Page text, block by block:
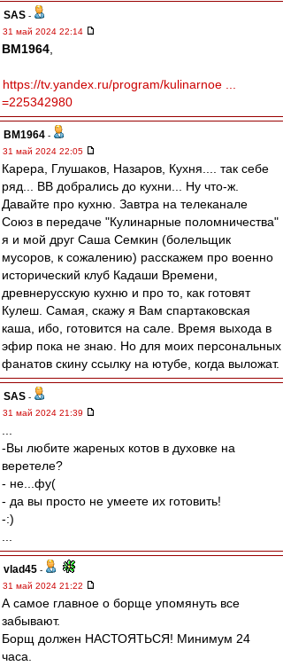
SAS -
31 май 2024 22:14
BM1964
https://tv.yandex.ru/program/kulinarnoe ...
=225342980
BM1964 -
31 май 2024 22:05
Карера, Глушаков, Назаров, Кухня.... так себе
ряд... ВВ добрались до кухни... Ну что-ж.
Давайте про кухню. Завтра на телеканале
Союз в передаче "Кулинарные поломничества"
я и мой друг Саша Семкин (болельщик
мусоров, к сожалению) расскажем про военно
исторический клуб Кадаши Времени,
древнерусскую кухню и про то, как готовят
Кулеш. Самая, скажу я Вам спартаковская
каша, ибо, готовится на сале. Время выхода в
эфир пока не знаю. Но для моих персональных
фанатов скину ссылку на ютубе, когда выложат.
SAS -
31 май 2024 21:39
-Вы любите жареных котов в духовке на
веретеле?
- не...фу(
- да вы просто не умеете их готовить!
-:)
vlad45 -
31 май 2024 21:22
А самое главное о борще упомянуть все
забывают.
Борщ должен НАСТОЯТЬСЯ! Минимум 24
часа.